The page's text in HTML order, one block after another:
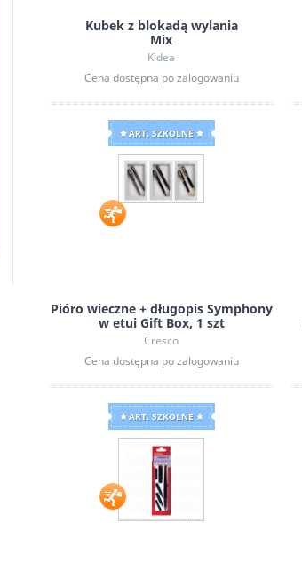
Puzzlove CzuCzu: Kwiaty polne 1000 el.
Kubek z blokadą wylania
Mix
Kidea
Cena dostępna po zalogowaniu
ART. SZKOLNE
Pióro wieczne + długopis Symphony
w etui Gift Box, 1 szt
Cresco
Cena dostępna po zalogowaniu
ART. SZKOLNE